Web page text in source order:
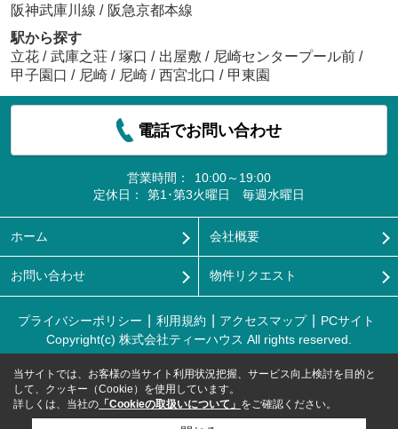
阪神武庫川線 / 阪急京都本線
駅から探す
立花 / 武庫之荘 / 塚口 / 出屋敷 / 尼崎センタープール前 /
甲子園口 / 尼崎 / 尼崎 / 西宮北口 / 甲東園
電話でお問い合わせ
営業時間：
10:00～19:00
定休日：
第1･第3火曜日 毎週水曜日
ホーム 会社概要
お問い合わせ 物件リクエスト
プライバシーポリシー 利用規約 アクセスマップ
PCサイト
Copyright(c) 株式会社ティーハウス All rights reserved.
当サイトでは、お客様の当サイト利用状況把握、サービス向上検討を目的と
して、クッキー（Cookie）を使用しています。
詳しくは、当社の 「Cookieの取扱いについて」 をご確認ください。